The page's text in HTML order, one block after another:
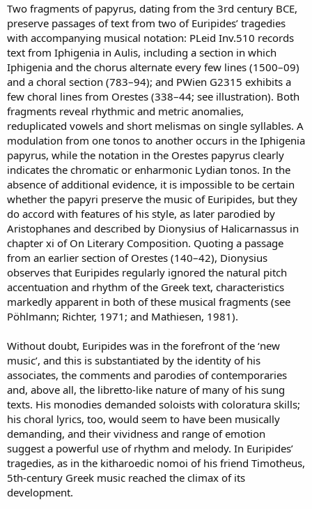
Two fragments of papyrus, dating from the 3rd century BCE,
preserve passages of text from two of Euripides’ tragedies
with accompanying musical notation: PLeid Inv.510 records
text from Iphigenia in Aulis, including a section in which
Iphigenia and the chorus alternate every few lines (1500–09)
and a choral section (783–94); and PWien G2315 exhibits a
few choral lines from Orestes (338–44; see illustration). Both
fragments reveal rhythmic and metric anomalies,
reduplicated vowels and short melismas on single syllables. A
modulation from one tonos to another occurs in the Iphigenia
papyrus, while the notation in the Orestes papyrus clearly
indicates the chromatic or enharmonic Lydian tonos. In the
absence of additional evidence, it is impossible to be certain
whether the papyri preserve the music of Euripides, but they
do accord with features of his style, as later parodied by
Aristophanes and described by Dionysius of Halicarnassus in
chapter xi of On Literary Composition. Quoting a passage
from an earlier section of Orestes (140–42), Dionysius
observes that Euripides regularly ignored the natural pitch
accentuation and rhythm of the Greek text, characteristics
markedly apparent in both of these musical fragments (see
Pöhlmann; Richter, 1971; and Mathiesen, 1981).
Without doubt, Euripides was in the forefront of the ‘new
music’, and this is substantiated by the identity of his
associates, the comments and parodies of contemporaries
and, above all, the libretto-like nature of many of his sung
texts. His monodies demanded soloists with coloratura skills;
his choral lyrics, too, would seem to have been musically
demanding, and their vividness and range of emotion
suggest a powerful use of rhythm and melody. In Euripides’
tragedies, as in the kitharoedic nomoi of his friend Timotheus,
5th-century Greek music reached the climax of its
development.